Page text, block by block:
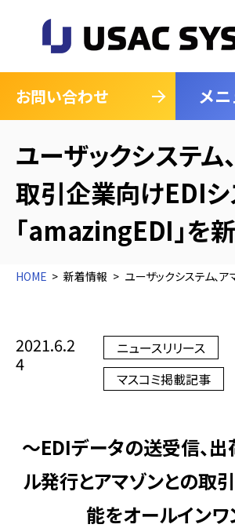
お問い合わせ メニ
閉じ
ユーザックシステム
取引企業向けEDIシ
「amazingEDI」を
HOME 新着情報 ユーザックシステム、
2021.6.2
4
ニュースリリース
マスコミ掲載記事
～EDIデータの送受信、出
ル発行とアマゾンとの取
能をオールインワ